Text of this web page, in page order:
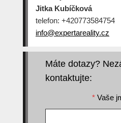
Jitka Kubíčková
telefon: +420773584754
info@expertareality.cz
Máte dotazy?
kontaktujte:
*Vaše